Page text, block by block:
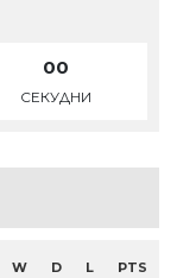
00
СЕКУДНИ
W D L PTS